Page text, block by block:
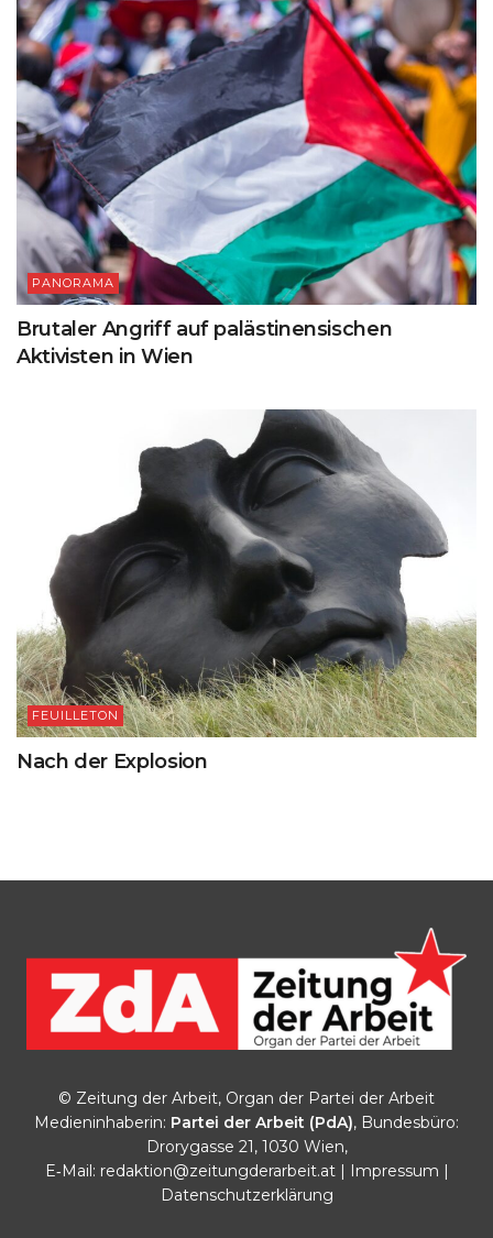
PANORAMA
Brutaler Angriff auf palästinensischen
Aktivisten in Wien
FEUILLETON
Nach der Explosion
© Zeitung der Arbeit, Organ der Partei der Arbeit
Medieninhaberin: Partei der Arbeit (PdA), Bundesbüro:
Drorygasse 21, 1030 Wien,
E‑Mail: redaktion@zeitungderarbeit.at| Impressum
Datenschutzerklärung